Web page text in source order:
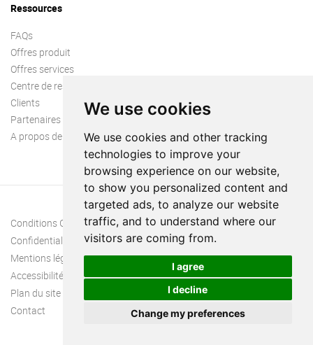
We use cookies
We use cookies and other tracking
technologies to improve your
browsing experience on our website,
to show you personalized content and
targeted ads, to analyze our website
traffic, and to understand where our
visitors are coming from.
I agree
I decline
Change my preferences
Ressources
FAQs
Offres produit
Offres services
Centre de ressources
Clients
Partenaires
A propos de nous
Conditions Générales
Confidentialité
Mentions légales
Accessibilité
Plan du site
Contact